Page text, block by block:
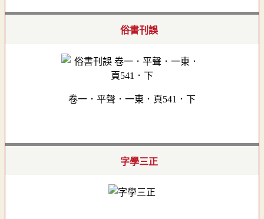
俗書刊誤
卷一．平聲．一東．頁541．下
字學三正